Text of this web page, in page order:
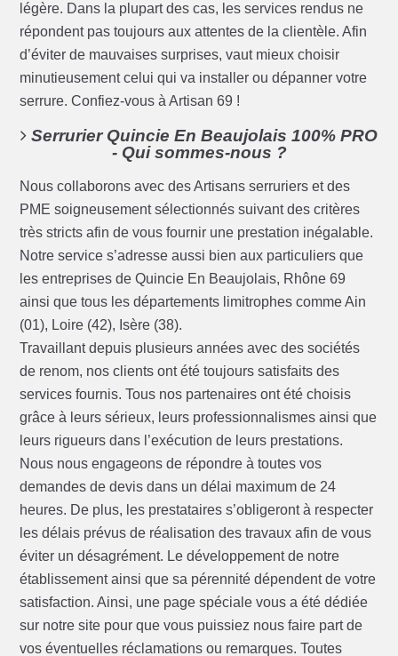
légère. Dans la plupart des cas, les services rendus ne
répondent pas toujours aux attentes de la clientèle. Afin
d’éviter de mauvaises surprises, vaut mieux choisir
minutieusement celui qui va installer ou dépanner votre
serrure. Confiez-vous à Artisan 69 !
Serrurier Quincie En Beaujolais 100% PRO
- Qui sommes-nous ?
Nous collaborons avec des Artisans serruriers et des
PME soigneusement sélectionnés suivant des critères
très stricts afin de vous fournir une prestation inégalable.
Notre service s’adresse aussi bien aux particuliers que
les entreprises de Quincie En Beaujolais, Rhône 69
ainsi que tous les départements limitrophes comme Ain
(01), Loire (42), Isère (38).
Travaillant depuis plusieurs années avec des sociétés
de renom, nos clients ont été toujours satisfaits des
services fournis. Tous nos partenaires ont été choisis
grâce à leurs sérieux, leurs professionnalismes ainsi que
leurs rigueurs dans l’exécution de leurs prestations.
Nous nous engageons de répondre à toutes vos
demandes de devis dans un délai maximum de 24
heures. De plus, les prestataires s’obligeront à respecter
les délais prévus de réalisation des travaux afin de vous
éviter un désagrément. Le développement de notre
établissement ainsi que sa pérennité dépendent de votre
satisfaction. Ainsi, une page spéciale vous a été dédiée
sur notre site pour que vous puissiez nous faire part de
vos éventuelles réclamations ou remarques. Toutes